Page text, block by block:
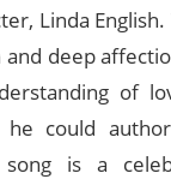
Linda
and deep
of
could
song is a